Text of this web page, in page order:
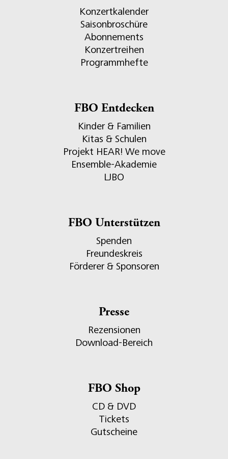
Konzertkalender
Saisonbroschüre
Abonnements
Konzertreihen
Programmhefte
FBO Entdecken
Kinder & Familien
Kitas & Schulen
Projekt HEAR! We move
Ensemble-Akademie
LJBO
FBO Unterstützen
Spenden
Freundeskreis
Förderer & Sponsoren
Presse
Rezensionen
Download-Bereich
FBO Shop
CD & DVD
Tickets
Gutscheine